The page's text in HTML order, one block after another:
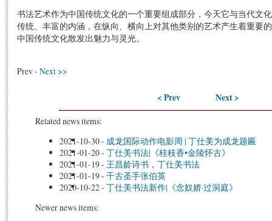
书法艺术作为中国传统文化的一个重要组成部分，今天它与当代文
传统、丰富的内涵，在纵向、横向上对其他类别的艺术产生着重要
中国传统文化散发出魅力与灵光。
Prev - Next >>
< Prev Next >
Related news items:
2021-10-30- 成龙国际动作电影周 | 丁仕美为成龙题匾
2021-01-20- 丁仕美书法|《桂枝香•金陵怀古》
2021-01-19- 王昌龄诗书，丁仕美书法
2021-01-19- 千古圣手张伯英
2020-10-22- 丁仕美书法新作|《念奴娇·过洞庭》
Newer news items: